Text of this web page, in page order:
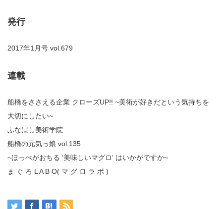
発行
2017年1月号 vol.679
連載
船橋をささえる企業 クローズUP!! ~美術が好きだという気持ちを
大切にしたい~
ふなばし美術学院
船橋の元気っ娘 vol.135
~ほっぺがおちる ‘美味しいマグロ’ はいかがですか~
ま ぐ ろ L A B O( マ グ ロ ラ ボ )